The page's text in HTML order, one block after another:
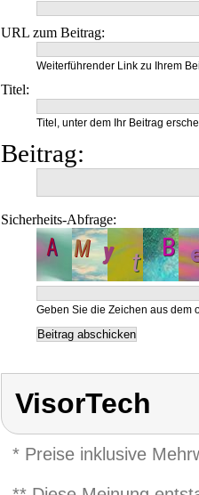
URL zum Beitrag:
Weiterführender Link zu Ihrem
Titel:
Titel, unter dem Ihr Beitrag
Beitrag:
Sicherheits-Abfrage:
Geben Sie die Zeichen aus dem
VisorTech
* Preise inklusive